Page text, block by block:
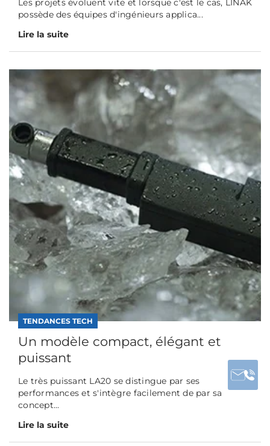
Les projets évoluent vite et lorsque c'est le cas, LINAK
possède des équipes d'ingénieurs applica...
Lire la suite
TENDANCES TECH
Un modèle compact, élégant et
puissant
Le très puissant LA20 se distingue par ses
performances et s'intègre facilement de par sa
concept...
Lire la suite